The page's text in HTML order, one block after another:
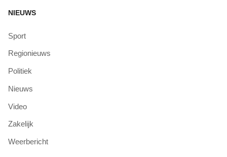
NIEUWS
Sport
Regionieuws
Politiek
Nieuws
Video
Zakelijk
Weerbericht